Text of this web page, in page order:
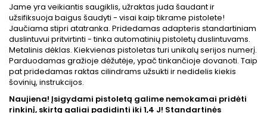
Jame yra veikiantis saugiklis, užraktas juda šaudant ir
užsifiksuoja baigus šaudyti - visai kaip tikrame pistolete!
Jaučiama stipri atatranka. Pridedamas adapteris standartiniam
duslintuvui pritvirtinti - tinka automatinių pistoletų duslintuvams.
Metalinis dėklas. Kiekvienas pistoletas turi unikalų serijos numerį.
Parduodamas gražioje dėžutėje, ypač tinkančioje dovanoti. Taip
pat pridedamas raktas cilindrams užsukti ir nedidelis kiekis
šovinių, instrukcijos.
Naujiena! Įsigydami pistoletą galime nemokamai pridėti
rinkinį, skirtą galiai padidinti iki 1,4 J! Standartinės